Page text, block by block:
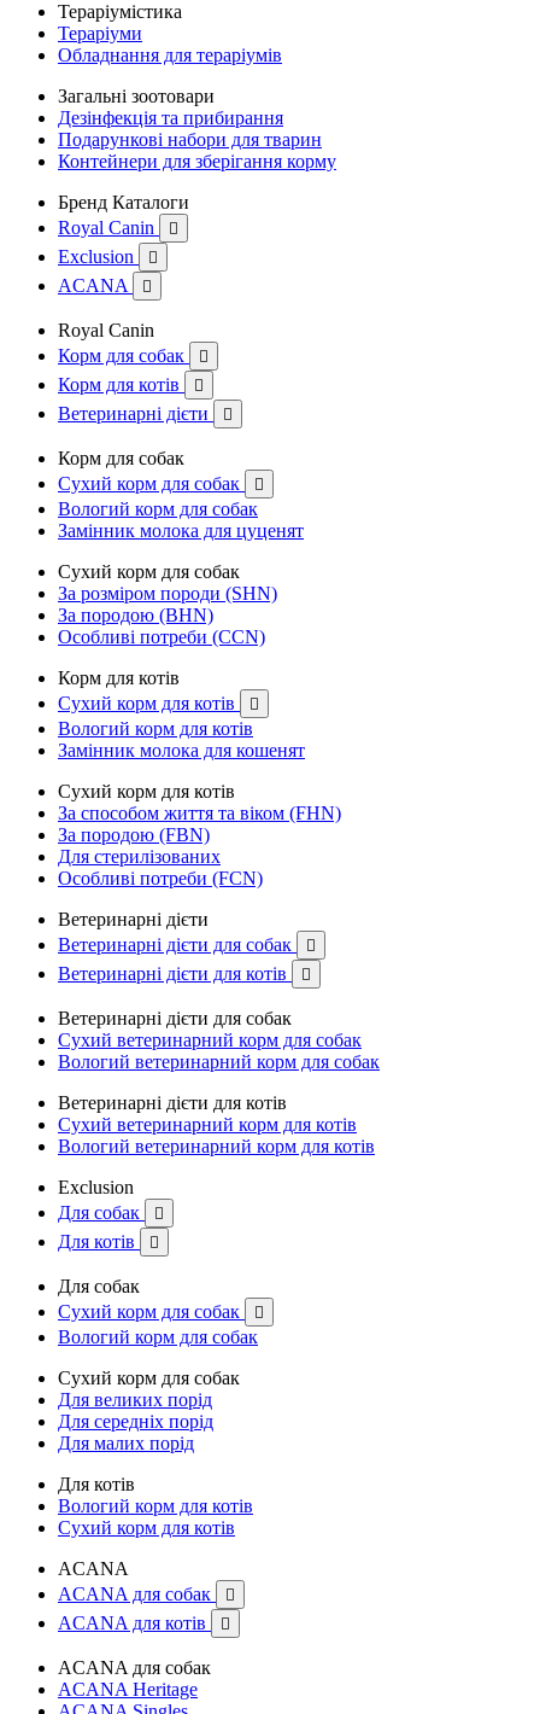
Тераріумістика
Тераріуми
Обладнання для тераріумів
Загальні зоотовари
Дезінфекція та прибирання
Подарункові набори для тварин
Контейнери для зберігання корму
Бренд Каталоги
Royal Canin

Exclusion 
ACANA 
Royal Canin
Корм для собак

Корм для котів 
Ветеринарні дієти 
Корм для собак
Сухий корм для собак

Вологий корм для собак
Замінник молока для цуценят
Сухий корм для собак
За розміром породи (SHN)
За породою (BHN)
Особливі потреби (CCN)
Корм для котів
Сухий корм для котів

Вологий корм для котів
Замінник молока для кошенят
Сухий корм для котів
За способом життя та віком (FHN)
За породою (FBN)
Для стерилізованих
Особливі потреби (FCN)
Ветеринарні дієти
Ветеринарні дієти для собак

Ветеринарні дієти для котів 
Ветеринарні дієти для собак
Сухий ветеринарний корм для собак
Вологий ветеринарний корм для собак
Ветеринарні дієти для котів
Сухий ветеринарний корм для котів
Вологий ветеринарний корм для котів
Exclusion
Для собак

Для котів 
Для собак
Сухий корм для собак

Вологий корм для собак
Сухий корм для собак
Для великих порід
Для середніх порід
Для малих порід
Для котів
Вологий корм для котів
Сухий корм для котів
ACANA
ACANA для собак

ACANA для котів 
ACANA для собак
ACANA Heritage